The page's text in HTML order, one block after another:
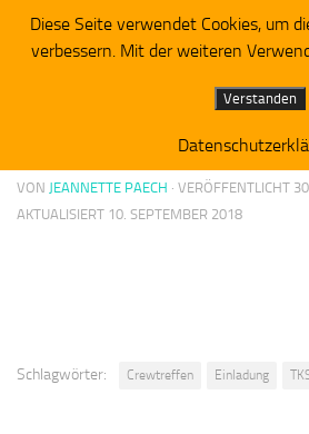
Zum Inhalt springen
Piratenpartei RV
Einladung zum Treffen der
VON JEANNETTE PAECH · VERÖFFENTLICHT
AKTUALISIERT 10. SEPTEMBER 2018
Schlagwörter: Crewtreffen Einladung
Diese Seite verwendet Cookies, um
verbessern. Mit der weiteren
Verstanden